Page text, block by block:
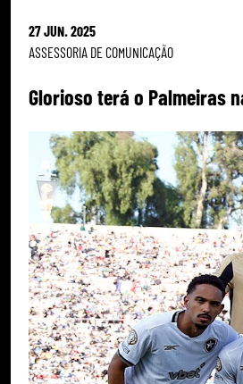
27 JUN. 2025
ASSESSORIA DE COMUNICAÇÃO
Glorioso terá o Palmeiras